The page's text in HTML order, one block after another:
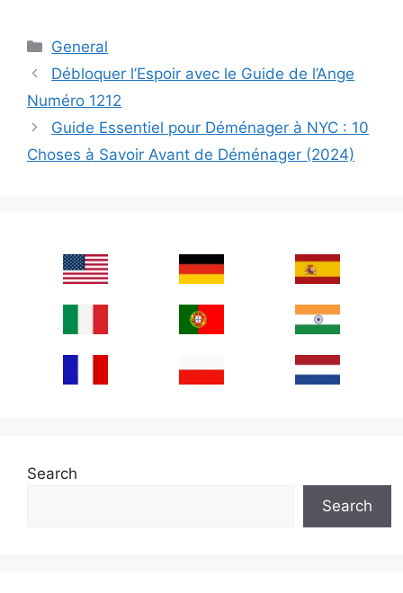
Categories
General
Débloquer l’Espoir avec le Guide de l’Ange
Numéro 1212
Guide Essentiel pour Déménager à NYC : 10
Choses à Savoir Avant de Déménager (2024)
Search
Search